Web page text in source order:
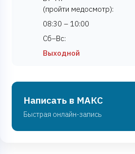
(пройти медосмотр):
08:30 – 10:00
Сб–Вс:
Выходной
Написать в МАКС
Быстрая онлайн-запись